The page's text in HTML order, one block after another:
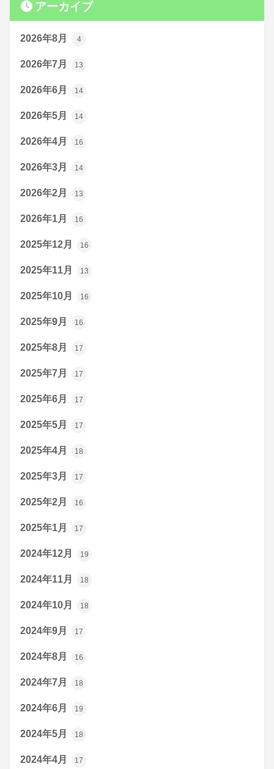
アーカイブ
2026年8月 4
2026年7月 13
2026年6月 14
2026年5月 14
2026年4月 16
2026年3月 14
2026年2月 13
2026年1月 16
2025年12月 16
2025年11月 13
2025年10月 16
2025年9月 16
2025年8月 17
2025年7月 17
2025年6月 17
2025年5月 17
2025年4月 18
2025年3月 17
2025年2月 16
2025年1月 17
2024年12月 19
2024年11月 18
2024年10月 18
2024年9月 17
2024年8月 16
2024年7月 18
2024年6月 19
2024年5月 18
2024年4月 17